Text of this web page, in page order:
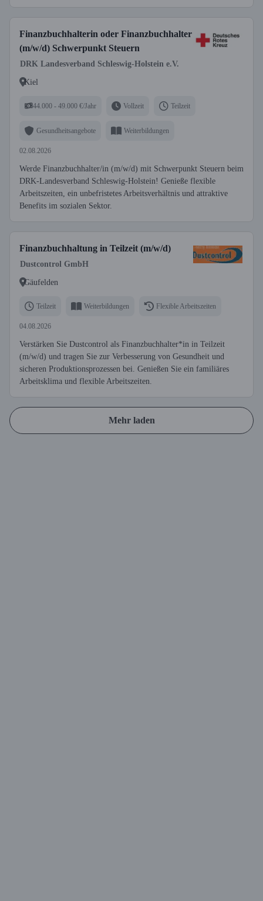
Finanzbuchhalterin oder Finanzbuchhalter
(m/w/d) Schwerpunkt Steuern
DRK Landesverband Schleswig-Holstein e.V.
Kiel
44.000 - 49.000 €/Jahr Vollzeit Teilzeit
Gesundheitsangebote Weiterbildungen
02.08.2026
Werde Finanzbuchhalter/in (m/w/d) mit Schwerpunkt Steuern beim
DRK-Landesverband Schleswig-Holstein! Genieße flexible
Arbeitszeiten, ein unbefristetes Arbeitsverhältnis und attraktive
Benefits im sozialen Sektor.
Finanzbuchhaltung in Teilzeit (m/w/d)
Dustcontrol GmbH
Gäufelden
Teilzeit Weiterbildungen Flexible Arbeitszeiten
04.08.2026
Verstärken Sie Dustcontrol als Finanzbuchhalter*in in Teilzeit
(m/w/d) und tragen Sie zur Verbesserung von Gesundheit und
sicheren Produktionsprozessen bei. Genießen Sie ein familiäres
Arbeitsklima und flexible Arbeitszeiten.
Mehr laden